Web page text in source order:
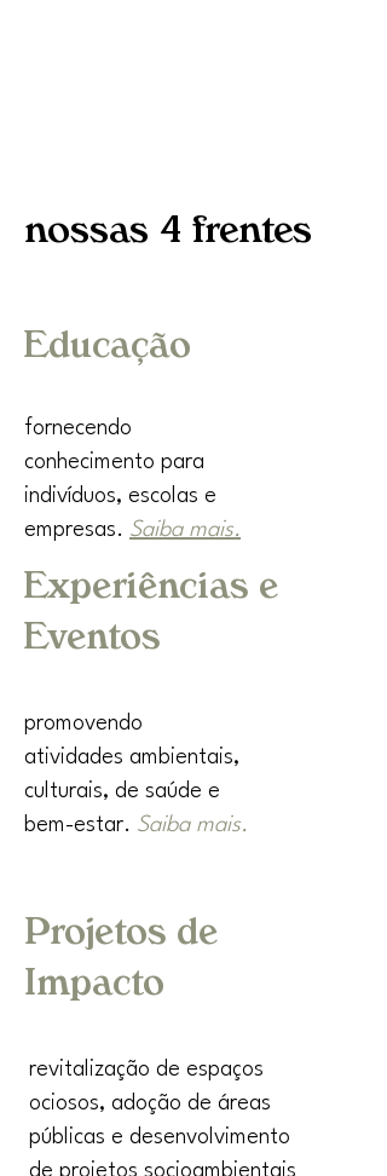
nossas 4 frentes
Educação
fornecendo
conhecimento para
indivíduos, escolas e
empresas. Saiba mais.
Experiências e
Eventos
promovendo
atividades ambientais,
culturais, de saúde e
bem-estar. Saiba mais.
Projetos de
Impacto
revitalização de espaços
ociosos, adoção de áreas
públicas e desenvolvimento
de projetos socioambientais